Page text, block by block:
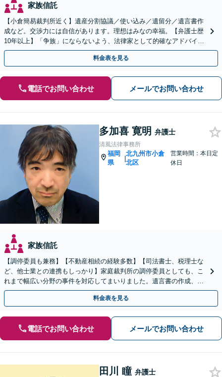
家族信託
【小倉簡易裁判所近く】遺産分割協議／使い込み／遺留分／遺言書作
成など。交渉力には自信があります。理想はみなの幸福。【弁護士歴
10年以上】「争族」にならないよう、法律家として的確なアドバイス
をいたします【最短即日対応OK】
料金表を見る
電話でお問い合わせ メールでお問い合わせ
多加喜 寛明 弁護士
清風法律事務所
福岡
県
|
北九州市小倉
北区
営業時間：本日定
休日
家族信託
【調停委員も兼務】【不動産相続の経験多数】【司法書士、税理士な
ど、他士業との連携もしっかり】家庭裁判所の調停委員としても、こ
れまで幅広い分野の事件を対応してまいりました。遺言書の作成、相
続放棄にも対応します【初回のご相談、0円】
料金表を見る
電話でお問い合わせ メールでお問い合わせ
田川 瞳 弁護士